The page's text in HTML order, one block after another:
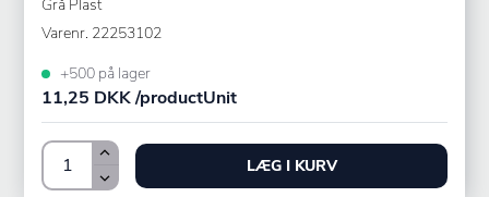
Grå Plast
Varenr. 22253102
+500 på lager
11,25 DKK /productUnit
LÆG I KURV